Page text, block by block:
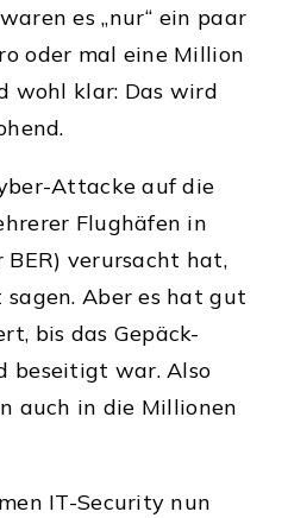
es „nur“ ein paar
oder mal eine Million
wohl klar: Das wird
Attacke auf die
Flughäfen in
verursacht hat,
Aber es hat gut
bis das Gepäck-
beseitigt war. Also
auch in die Millionen
IT-Security nun